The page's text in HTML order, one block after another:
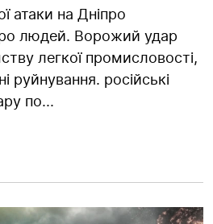
атаки на Дніпро
людей. Ворожий удар
легкої промисловості,
руйнування. російські
по...